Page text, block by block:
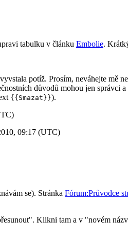
tabulku v článku Embolie.
potíž. Prosím, neváhejte mě
důvodů mohou jen
{{Smazat}}).
09:17 (UTC)
se). Stránka Fórum:Průvodce
Klikni tam a v "novém